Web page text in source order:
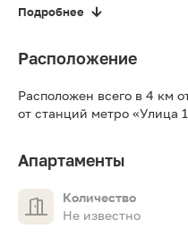
Подробнее
Расположение
Расположен всего в 4 км
от станций метро «Улица
Апартаменты
Количество
Не известно